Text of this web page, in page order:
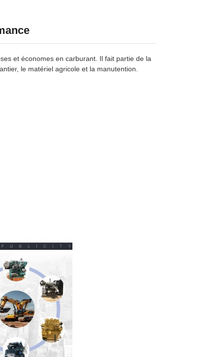
et économes en carburant. Il fait partie de la
le matériel agricole et la manutention.